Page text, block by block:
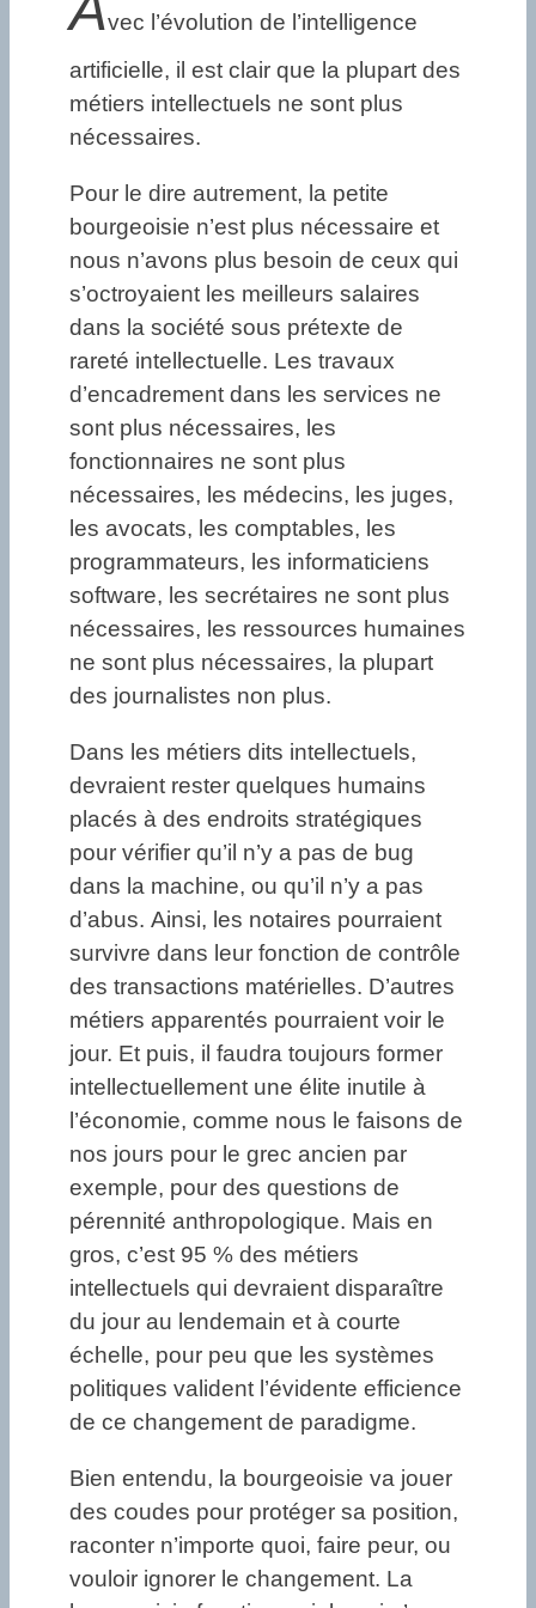
vec l’évolution de l’intelligence
artificielle, il est clair que la plupart des
métiers intellectuels ne sont plus
nécessaires.
Pour le dire autrement, la petite
bourgeoisie n’est plus nécessaire et
nous n’avons plus besoin de ceux qui
s’octroyaient les meilleurs salaires
dans la société sous prétexte de
rareté intellectuelle. Les travaux
d’encadrement dans les services ne
sont plus nécessaires, les
fonctionnaires ne sont plus
nécessaires, les médecins, les juges,
les avocats, les comptables, les
programmateurs, les informaticiens
software, les secrétaires ne sont plus
nécessaires, les ressources humaines
ne sont plus nécessaires, la plupart
des journalistes non plus.
Dans les métiers dits intellectuels,
devraient rester quelques humains
placés à des endroits stratégiques
pour vérifier qu’il n’y a pas de bug
dans la machine, ou qu’il n’y a pas
d’abus. Ainsi, les notaires pourraient
survivre dans leur fonction de contrôle
des transactions matérielles. D’autres
métiers apparentés pourraient voir le
jour. Et puis, il faudra toujours former
intellectuellement une élite inutile à
l’économie, comme nous le faisons de
nos jours pour le grec ancien par
exemple, pour des questions de
pérennité anthropologique. Mais en
gros, c’est 95 % des métiers
intellectuels qui devraient disparaître
du jour au lendemain et à courte
échelle, pour peu que les systèmes
politiques valident l’évidente efficience
de ce changement de paradigme.
Bien entendu, la bourgeoisie va jouer
des coudes pour protéger sa position,
raconter n’importe quoi, faire peur, ou
vouloir ignorer le changement. La